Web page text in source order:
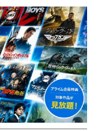
理学者・野村泰紀が研究
なる深海の話｜極限環境生
世界25億人が信じる男の